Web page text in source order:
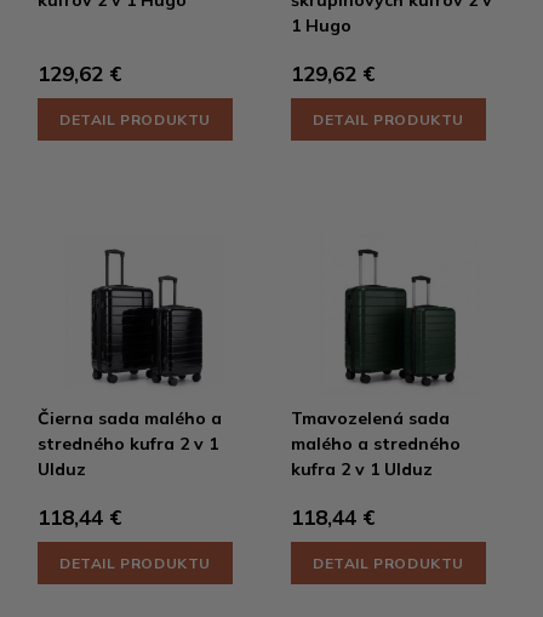
129,62 €
DETAIL PRODUKTU
1 Hugo
129,62 €
DETAIL PRODUKTU
Čierna sada malého a
stredného kufra 2 v 1
Ulduz
118,44 €
DETAIL PRODUKTU
Tmavozelená sada
malého a stredného
kufra 2 v 1 Ulduz
118,44 €
DETAIL PRODUKTU